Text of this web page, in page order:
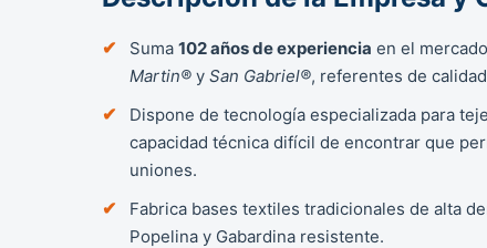
Suma 102 años de experiencia en el
Martin® y San Gabriel®, referentes de
Dispone de tecnología especializada para
capacidad técnica difícil de encontrar que
uniones.
Fabrica bases textiles tradicionales de alta
Popelina y Gabardina resistente.